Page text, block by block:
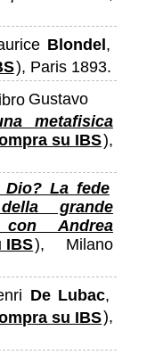
Blondel ,
), Paris 1893.
Gustavo
metafisica
),
Dio? La fede
grande
con Andrea
), Milano
De Lubac,
),